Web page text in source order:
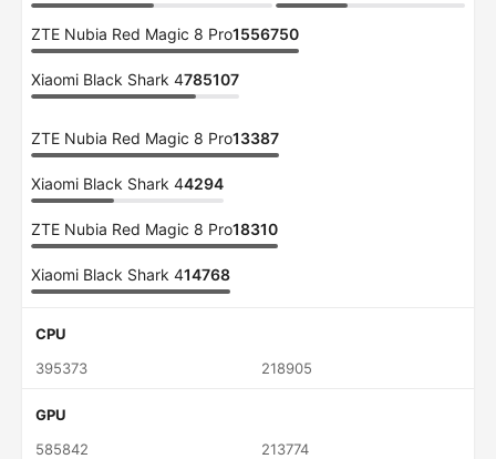
ZTE Nubia Red Magic 8 Pro1556750
Xiaomi Black Shark 4785107
ZTE Nubia Red Magic 8 Pro13387
Xiaomi Black Shark 44294
ZTE Nubia Red Magic 8 Pro18310
Xiaomi Black Shark 414768
CPU
395373
218905
GPU
585842
213774